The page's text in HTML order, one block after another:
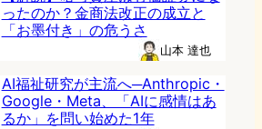
ったのか？金商法改正の成立と
「お墨付き」の危うさ
山本 達也
AI福祉研究が主流へ─Anthropic・
Google・Meta、「AIに感情はあ
るか」を問い始めた1年